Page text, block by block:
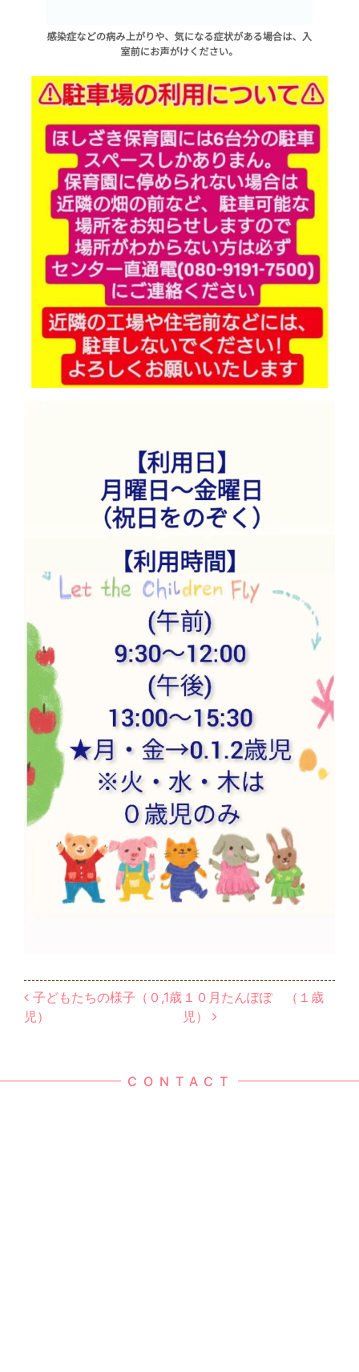
投稿ナビゲーション
子どもたちの様子（０,1歳
児）
１０月たんぽぽ （１歳
児）
CONTACT